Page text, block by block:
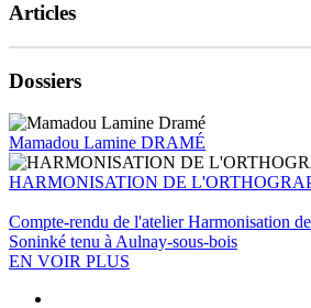
Articles
Dossiers
Mamadou Lamine DRAMÉ
HARMONISATION DE
Compte-rendu de l'atelier Harmonisation
Soninké tenu à Aulnay-sous-bois
EN VOIR PLUS